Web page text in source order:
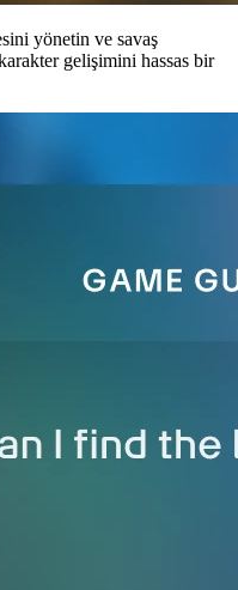
yönetin ve savaş
gelişimini hassas bir